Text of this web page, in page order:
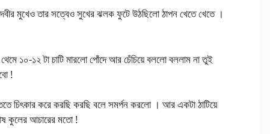
মুখেও তার সত্বেও সুখের ঝলক ফুটে উঠছিলো ঠাপন খেতে খেতে ।
১০-১২ টা চাটি মারলো পোঁদে আর চেঁচিয়ে বললো বললাম না তুই
!
চিৎকার করে করছি করছি বলে সমর্পন করলো । আর একটা ঠাটিয়ে
কুলের আচারের মতো !